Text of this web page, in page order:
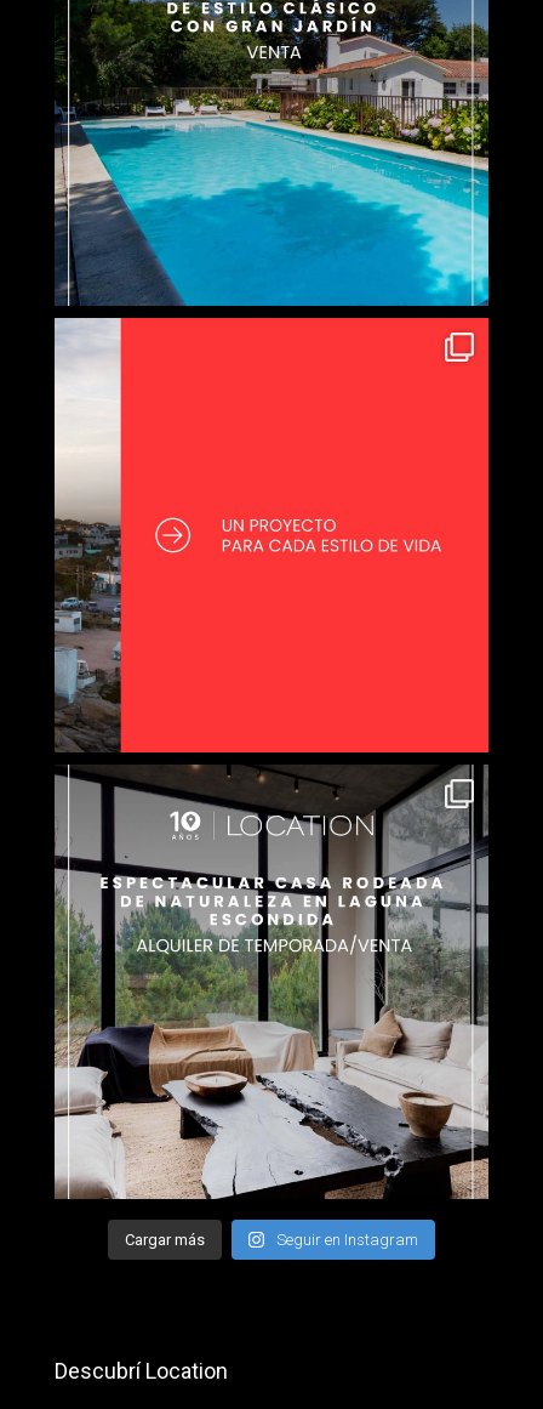
Cargar más Seguir en Instagram
Descubrí Location